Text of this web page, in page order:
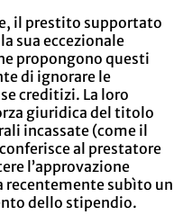
il prestito supportato
sua eccezionale
propongono questi
di ignorare le
creditizi. La loro
giuridica del titolo
incassate (come il
al prestatore
l’approvazione
recentemente subìto un
dello stipendio.